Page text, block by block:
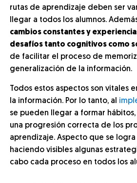
rutas de aprendizaje deben ser
llegar a todos los alumnos.
cambios constantes y
desafíos tanto cognitivos como
de facilitar el proceso de
generalización de la información.
Todos estos aspectos son vitales
la información. Por lo tanto, al
se pueden llegar a formar
una progresión correcta de los
aprendizaje. Aspecto que se
haciendo visibles algunas
cabo cada proceso en todos los